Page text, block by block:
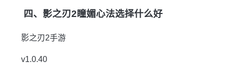
四、影之刃2瞳媚心法选择什么好
影之刃2手游
v1.0.40